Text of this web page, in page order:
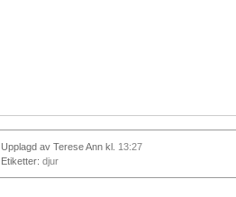
Upplagd av Terese Ann kl. 13:27
Etiketter: djur